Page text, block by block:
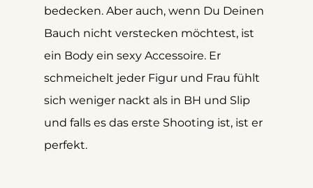
bedecken. Aber auch, wenn Du Deinen
Bauch nicht verstecken möchtest, ist
ein Body ein sexy Accessoire. Er
schmeichelt jeder Figur und Frau fühlt
sich weniger nackt als in BH und Slip
und falls es das erste Shooting ist, ist er
perfekt.